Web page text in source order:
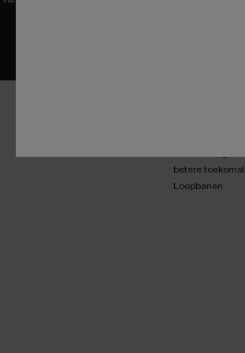
betere toekomst
Loopbanen